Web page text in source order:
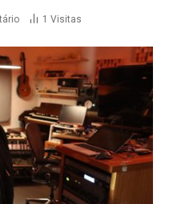
1 Visitas